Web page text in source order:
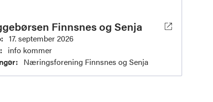
Finnsnes og Senja
17. september 2026
info kommer
Næringsforening Finnsnes og Senja